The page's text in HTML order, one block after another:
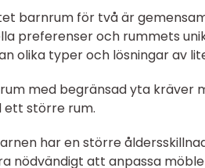
barnrum för två är
preferenser och rummets
olika typer och lösningar av
med begränsad yta kräver
ett större rum.
har en större
nödvändigt att anpassa